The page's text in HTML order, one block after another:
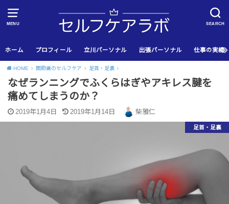
MENU SEARCH
ホーム プロフィール 立川パーソナル 出張パーソナル 仕事の実績
HOME 関節痛のセルフケア 足首・足裏
なぜランニングでふくらはぎやアキレス腱を
痛めてしまうのか？
2019年1月4日 2019年1月14日 柴雅仁
足首・足裏